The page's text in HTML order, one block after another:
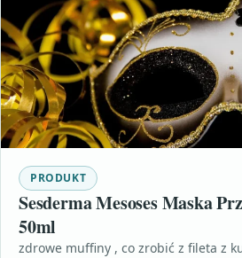
PRODUKT
Sesderma Mesoses Maska
50ml
zdrowe muffiny , co zrobić z fileta z